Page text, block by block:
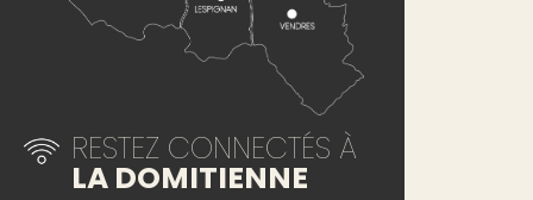
RESTEZ CONNECTÉS À
LA DOMITIENNE